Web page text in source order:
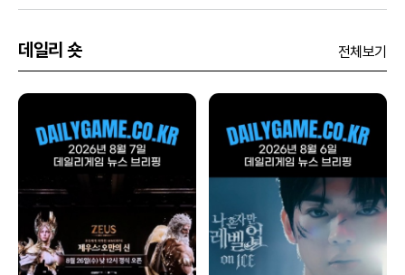
데일리 숏 전체보기